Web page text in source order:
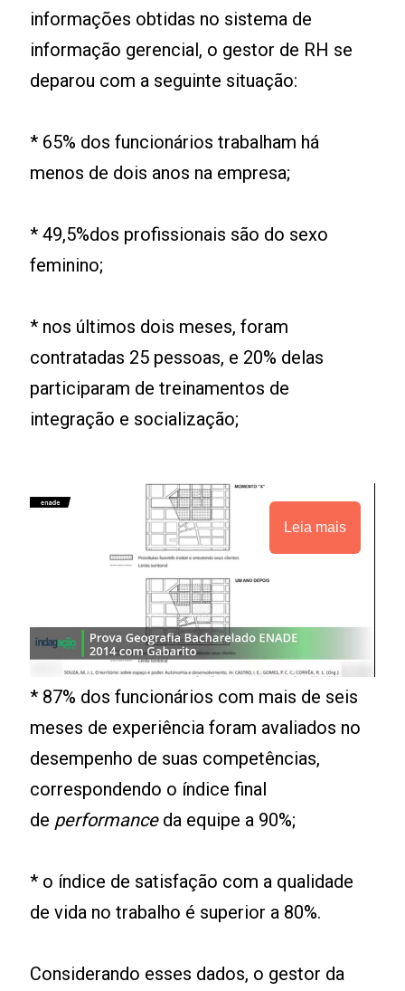
informações obtidas no sistema de
informação gerencial, o gestor de RH se
deparou com a seguinte situação:
* 65% dos funcionários trabalham há
menos de dois anos na empresa;
* 49,5%dos profissionais são do sexo
feminino;
* nos últimos dois meses, foram
contratadas 25 pessoas, e 20% delas
participaram de treinamentos de
integração e socialização;
Leia mais
* 87% dos funcionários com mais de seis
meses de experiência foram avaliados no
desempenho de suas competências,
correspondendo o índice final
de performanceda equipe a 90%;
* o índice de satisfação com a qualidade
de vida no trabalho é superior a 80%.
Considerando esses dados, o gestor da